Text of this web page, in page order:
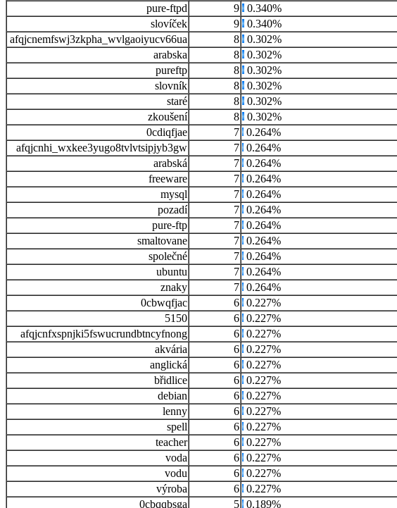
pure-ftpd
9
0.340%
slovíček
9
0.340%
afqjcnemfswj3zkpha_wvlgaoiyucv66ua
8
0.302%
arabska
8
0.302%
pureftp
8
0.302%
slovník
8
0.302%
staré
8
0.302%
zkoušení
8
0.302%
0cdiqfjae
7 0.264%
afqjcnhi_wxkee3yugo8tvlvtsipjyb3gw
7 0.264%
arabská
7 0.264%
freeware
7 0.264%
mysql
7 0.264%
pozadí
7 0.264%
pure-ftp
7 0.264%
smaltovane
7 0.264%
společné
7 0.264%
ubuntu
7 0.264%
znaky
7 0.264%
0cbwqfjac
6 0.227%
5150
6 0.227%
afqjcnfxspnjki5fswucrundbtncyfnong
6 0.227%
akvária
6 0.227%
anglická
6 0.227%
břidlice
6 0.227%
debian
6 0.227%
lenny
6 0.227%
spell
6 0.227%
teacher
6 0.227%
voda
6 0.227%
vodu
6 0.227%
výroba
6 0.227%
0cbqqbsga
5 0.189%